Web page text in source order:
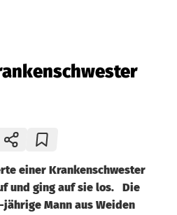
einer Krankenschwester
und ging auf sie los. Die
Mann aus Weiden